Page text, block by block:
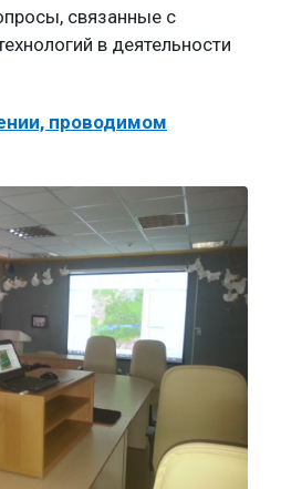
связанные с
в деятельности
проводимом